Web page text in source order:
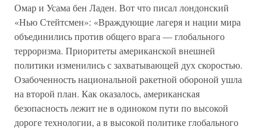
Омар и Усама бен Ладен. Вот что писал лондонский
«Нью Стейтсмен»: «Враждующие лагеря и нации мира
объединились против общего врага — глобального
терроризма. Приоритеты американской внешней
политики изменились с захватывающей дух скоростью.
Озабоченность национальной ракетной обороной ушла
на второй план. Как оказалось, американская
безопасность лежит не в одиноком пути по высокой
дороге технологии, а в высокой политике глобального